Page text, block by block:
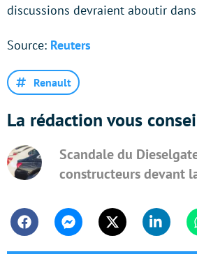
discussions devraient aboutir
Source: Reuters
Renault
La rédaction vous
Scandale du
constructeurs devant
FacebookMessengerTwitter Linkedin